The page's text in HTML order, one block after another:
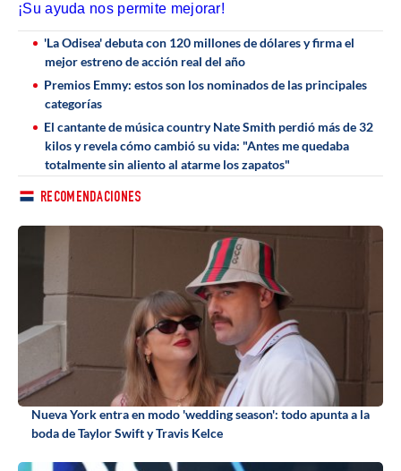
¡Su ayuda nos permite mejorar!
'La Odisea' debuta con 120 millones de dólares y firma el
mejor estreno de acción real del año
Premios Emmy: estos son los nominados de las principales
categorías
El cantante de música country Nate Smith perdió más de 32
kilos y revela cómo cambió su vida: "Antes me quedaba
totalmente sin aliento al atarme los zapatos"
RECOMENDACIONES
Nueva York entra en modo 'wedding season': todo apunta a la
boda de Taylor Swift y Travis Kelce